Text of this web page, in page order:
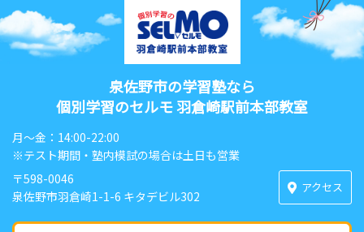
泉佐野市の学習塾なら
個別学習のセルモ 羽倉崎駅前本部教室
月〜金：14:00-22:00
※テスト期間・塾内模試の場合は土日も営業
〒598-0046
泉佐野市羽倉崎1-1-6 キタデビル302
アクセス